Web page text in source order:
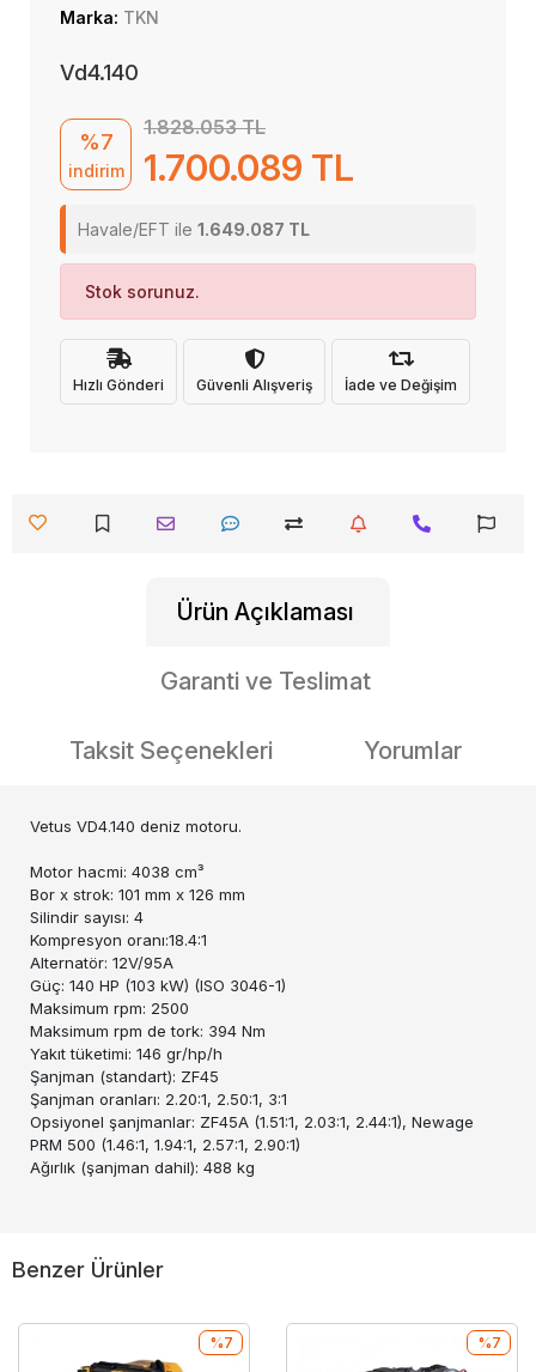
Marka: TKN
Vd4.140
%7
indirim
1.828.053 TL
1.700.089 TL
Havale/EFT ile 1.649.087 TL
Stok sorunuz.
Hızlı Gönderi Güvenli Alışveriş İade ve Değişim
Ürün Açıklaması
Garanti ve Teslimat
Taksit Seçenekleri Yorumlar
Vetus VD4.140 deniz motoru.
Motor hacmi: 4038 cm³
Bor x strok: 101 mm x 126 mm
Silindir sayısı: 4
Kompresyon oranı:18.4:1
Alternatör: 12V/95A
Güç: 140 HP (103 kW) (ISO 3046-1)
Maksimum rpm: 2500
Maksimum rpm de tork: 394 Nm
Yakıt tüketimi: 146 gr/hp/h
Şanjman (standart): ZF45
Şanjman oranları: 2.20:1, 2.50:1, 3:1
Opsiyonel şanjmanlar: ZF45A (1.51:1, 2.03:1, 2.44:1), Newage
PRM 500 (1.46:1, 1.94:1, 2.57:1, 2.90:1)
Ağırlık (şanjman dahil): 488 kg
Benzer Ürünler
%7 %7